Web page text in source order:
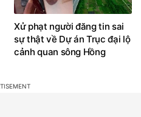
Xử phạt người đăng tin sai
sự thật về Dự án Trục đại lộ
cảnh quan sông Hồng